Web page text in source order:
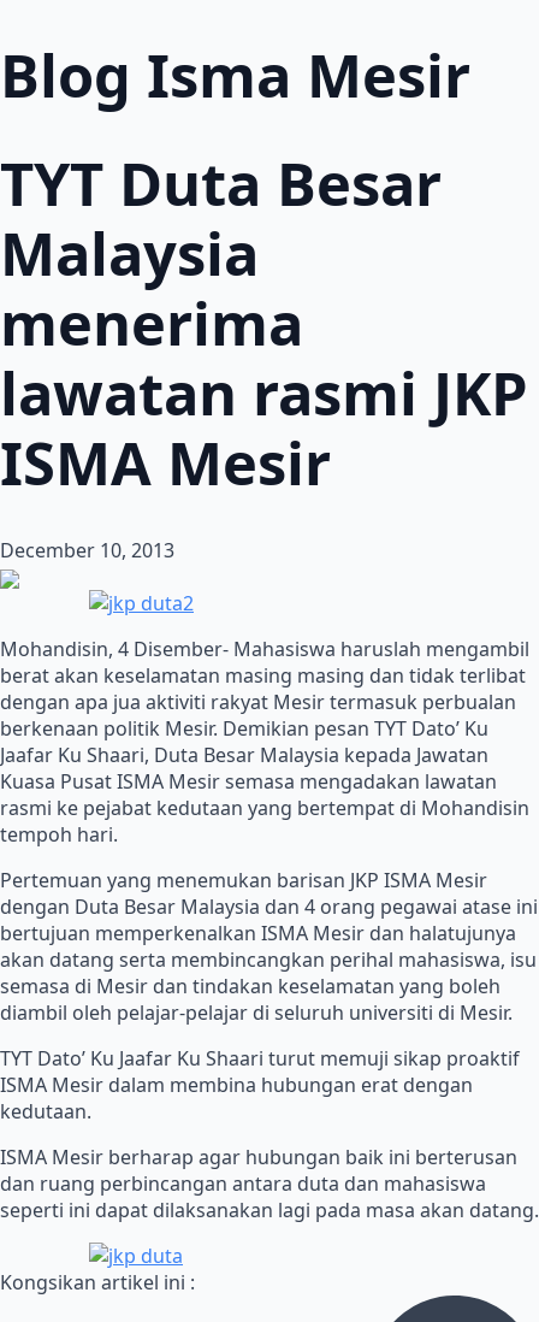
Blog Isma Mesir
TYT Duta Besar
Malaysia
menerima
lawatan rasmi JKP
ISMA Mesir
December 10, 2013
Mohandisin, 4 Disember- Mahasiswa haruslah mengambil
berat akan keselamatan masing masing dan tidak terlibat
dengan apa jua aktiviti rakyat Mesir termasuk perbualan
berkenaan politik Mesir. Demikian pesan TYT Dato’ Ku
Jaafar Ku Shaari, Duta Besar Malaysia kepada Jawatan
Kuasa Pusat ISMA Mesir semasa mengadakan lawatan
rasmi ke pejabat kedutaan yang bertempat di Mohandisin
tempoh hari.
Pertemuan yang menemukan barisan JKP ISMA Mesir
dengan Duta Besar Malaysia dan 4 orang pegawai atase ini
bertujuan memperkenalkan ISMA Mesir dan halatujunya
akan datang serta membincangkan perihal mahasiswa, isu
semasa di Mesir dan tindakan keselamatan yang boleh
diambil oleh pelajar-pelajar di seluruh universiti di Mesir.
TYT Dato’ Ku Jaafar Ku Shaari turut memuji sikap proaktif
ISMA Mesir dalam membina hubungan erat dengan
kedutaan.
ISMA Mesir berharap agar hubungan baik ini berterusan
dan ruang perbincangan antara duta dan mahasiswa
seperti ini dapat dilaksanakan lagi pada masa akan datang.
Kongsikan artikel ini :